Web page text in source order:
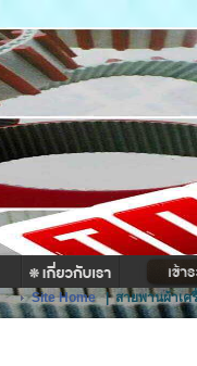
Site Home|สายพานผ้าเค